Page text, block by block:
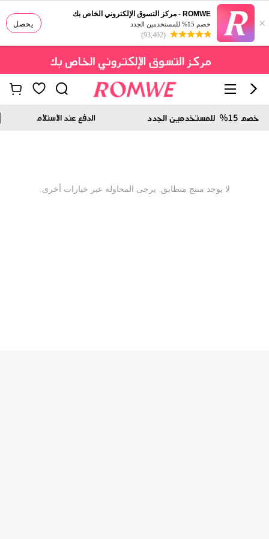
يحصل ×
ROMWE - مركز التسوق الإلكتروني الخاص بك
خصم 15% للمستخدمين الجدد
(93,402)
لا يوجد منتج متطابق. يرجى المحاولة عبر خيارات أخرى.